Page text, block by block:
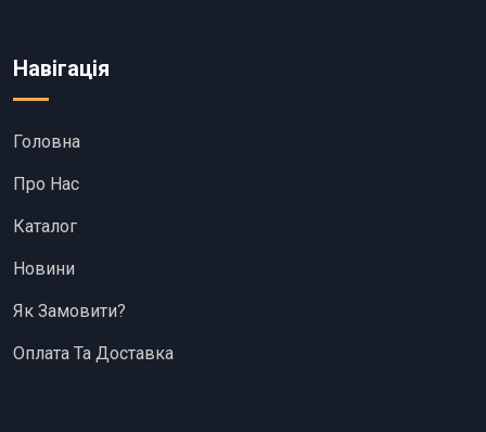
Навігація
Головна
Про Нас
Каталог
Новини
Як Замовити?
Оплата Та Доставка